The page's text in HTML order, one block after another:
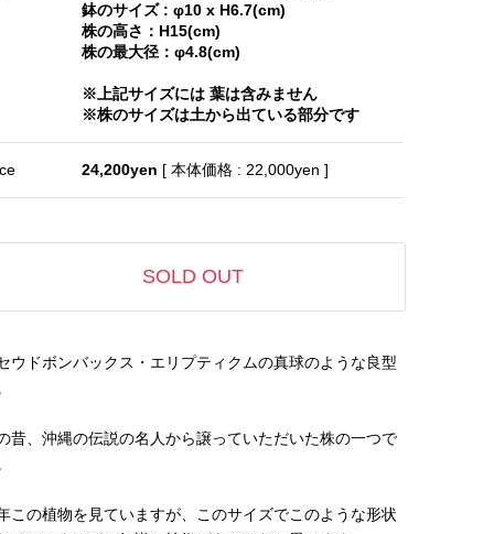
鉢のサイズ : φ10 x H6.7(cm)
株の高さ：H15(cm)
株の最大径：φ4.8(cm)
※上記サイズには 葉は含みません
※株のサイズは土から出ている部分です
24,200yen [ 本体価格 : 22,000yen ]
SOLD OUT
ウドボンバックス・エリプティクムの真球のような良型
昔、沖縄の伝説の名人から譲っていただいた株の一つで
この植物を見ていますが、このサイズでこのような形状